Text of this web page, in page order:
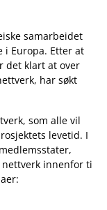
samarbeidet
i Europa. Etter at
det klart at over
har søkt
som alle vil
levetid. I
innenfor ti